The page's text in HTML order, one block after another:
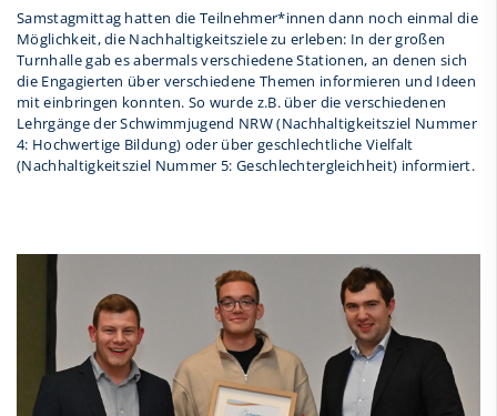
Samstagmittag hatten die Teilnehmer*innen dann noch einmal die
Möglichkeit, die Nachhaltigkeitsziele zu erleben: In der großen
Turnhalle gab es abermals verschiedene Stationen, an denen sich
die Engagierten über verschiedene Themen informieren und Ideen
mit einbringen konnten. So wurde z.B. über die verschiedenen
Lehrgänge der Schwimmjugend NRW (Nachhaltigkeitsziel Nummer
4: Hochwertige Bildung) oder über geschlechtliche Vielfalt
(Nachhaltigkeitsziel Nummer 5: Geschlechtergleichheit) informiert.